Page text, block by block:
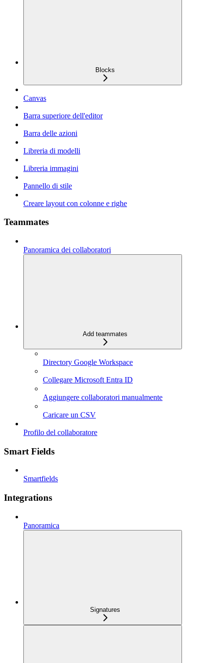
Blocks
Canvas
Barra superiore dell'editor
Barra delle azioni
Libreria di modelli
Libreria immagini
Pannello di stile
Creare layout con colonne e righe
Teammates
Panoramica dei collaboratori
Add teammates
Directory Google Workspace
Collegare Microsoft Entra ID
Aggiungere collaboratori manualmente
Caricare un CSV
Profilo del collaboratore
Smart Fields
Smartfields
Integrations
Panoramica
Signatures